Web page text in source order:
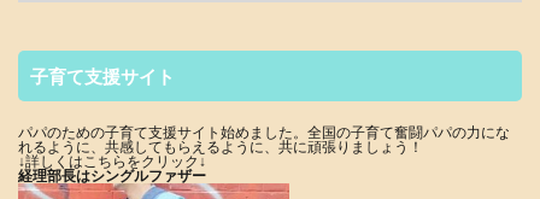
子育て支援サイト
パパのための子育て支援サイト始めました。全国の子育て奮闘パパの力にな
れるように、共感してもらえるように、共に頑張りましょう！
↓詳しくはこちらをクリック↓
経理部長はシングルファザー